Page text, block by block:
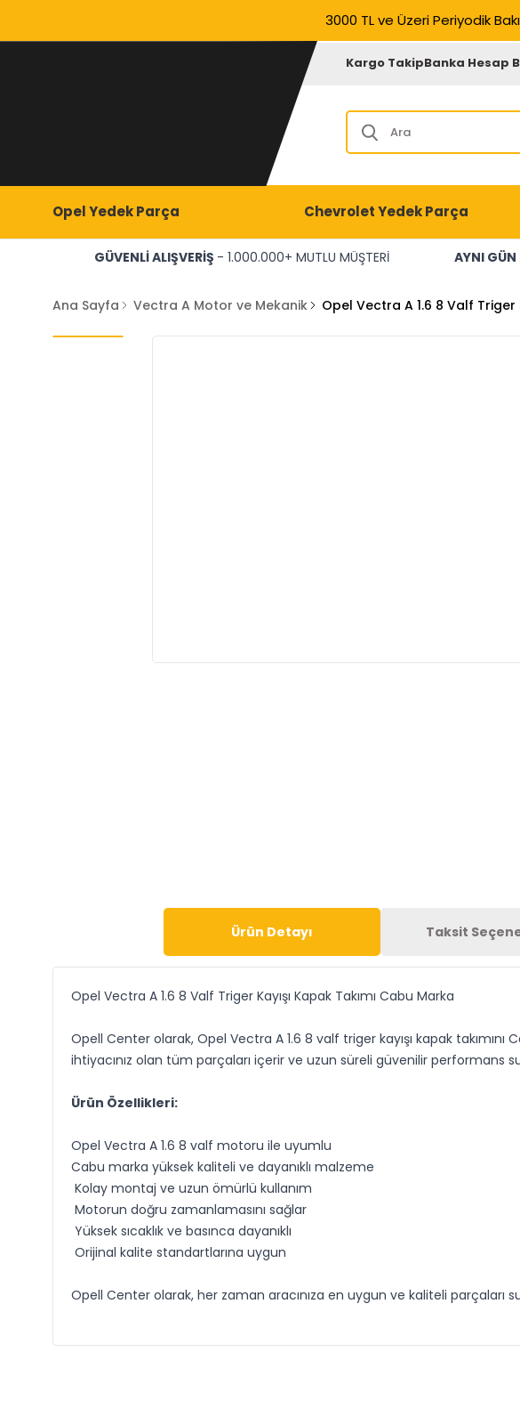
3000 TL ve Üzeri Periyodik
Kargo TakipBanka Hesap
Opel Yedek Parça Chevrolet Yedek Parça
GÜVENLİ ALIŞVERİŞ - 1.000.000+ MUTLU MÜŞTERİ AYNI GÜN
Ana Sayfa Vectra A Motor ve Mekanik Opel Vectra A 1.6 8 Valf Triger
Ürün Detayı Taksit
Opel Vectra A 1.6 8 Valf Triger Kayışı Kapak Takımı Cabu Marka
Opell Center olarak, Opel Vectra A 1.6 8 valf triger kayışı kapak
ihtiyacınız olan tüm parçaları içerir ve uzun süreli güvenilir performans
Ürün Özellikleri:
Opel Vectra A 1.6 8 valf motoru ile uyumlu
Cabu marka yüksek kaliteli ve dayanıklı malzeme
Kolay montaj ve uzun ömürlü kullanım
Motorun doğru zamanlamasını sağlar
Yüksek sıcaklık ve basınca dayanıklı
Orijinal kalite standartlarına uygun
Opell Center olarak, her zaman aracınıza en uygun ve kaliteli parçaları